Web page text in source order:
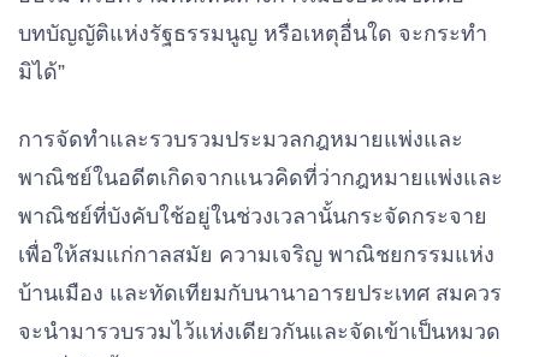
บทบัญญัติแห่งรัฐธรรมนูญ หรือเหตุอื่นใด จะกระทํา
มิได้”
การจัดทําและรวบรวมประมวลกฎหมายแพ่งและ
พาณิชย์ในอดีตเกิดจากแนวคิดที่ว่ากฎหมายแพ่งและ
พาณิชย์ที่บังคับใช้อยู่ในช่วงเวลานั้นกระจัดกระจาย
เพื่อให้สมแก่กาลสมัย ความเจริญ พาณิชยกรรมแห่ง
บ้านเมือง และทัดเทียมกับนานาอารยประเทศ สมควร
จะนํามารวบรวมไว้แห่งเดียวกันและจัดเข้าเป็นหมวด